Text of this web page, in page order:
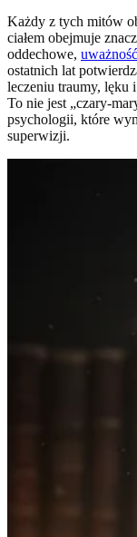
Każdy z tych mitów
ciałem obejmuje
oddechowe, uważność
ostatnich lat
leczeniu traumy, lęku
To nie jest „czary-
psychologii, które
superwizji.